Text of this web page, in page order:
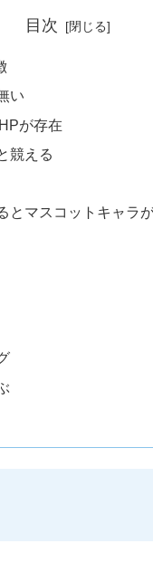
目次
い
が存在
競える
とマスコットキャラ